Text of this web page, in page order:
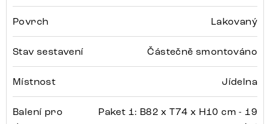
Povrch Lakovaný
Stav sestavení Částečně smontováno
Místnost Jídelna
Balení pro
Paket 1: B82 x T74 x H10 cm - 19